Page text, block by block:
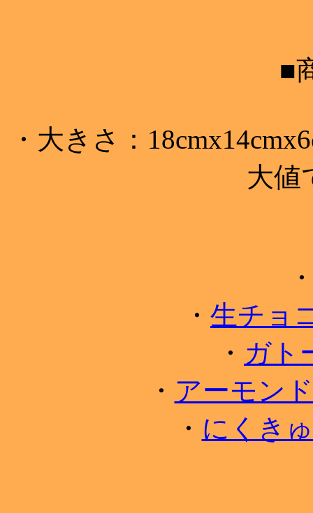
■
・大きさ：
大値
・ 生チョ
・ ガト
・ アーモン
・ にくき